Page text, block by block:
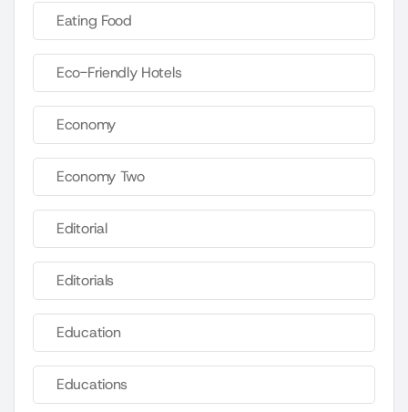
Eating Food
Eco-Friendly Hotels
Economy
Economy Two
Editorial
Editorials
Education
Educations